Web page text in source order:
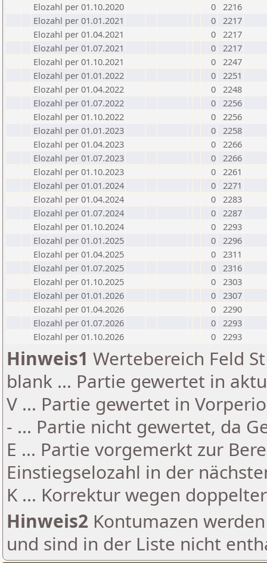
Elozahl per 01.10.2020
0 2216
Elozahl per 01.01.2021
0 2217
Elozahl per 01.04.2021
0 2217
Elozahl per 01.07.2021
0 2217
Elozahl per 01.10.2021
0 2247
Elozahl per 01.01.2022
0 2251
Elozahl per 01.04.2022
0 2248
Elozahl per 01.07.2022
0 2256
Elozahl per 01.10.2022
0 2256
Elozahl per 01.01.2023
0 2258
Elozahl per 01.04.2023
0 2266
Elozahl per 01.07.2023
0 2266
Elozahl per 01.10.2023
0 2261
Elozahl per 01.01.2024
0 2271
Elozahl per 01.04.2024
0 2283
Elozahl per 01.07.2024
0 2287
Elozahl per 01.10.2024
0 2293
Elozahl per 01.01.2025
0 2296
Elozahl per 01.04.2025
0 2311
Elozahl per 01.07.2025
0 2316
Elozahl per 01.10.2025
0 2303
Elozahl per 01.01.2026
0 2307
Elozahl per 01.04.2026
0 2290
Elozahl per 01.07.2026
0 2293
Elozahl per 01.10.2026
0 2293
Hinweis1 Wertebereich Feld
blank ... Partie gewertet in
V ... Partie gewertet in
- ... Partie nicht gewertet, da
E ... Partie vorgemerkt zur
Einstiegselozahl in der
K ... Korrektur wegen
Hinweis2 Kontumazen
und sind in der Liste nicht